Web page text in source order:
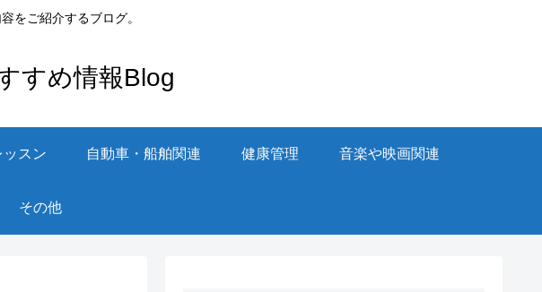
をご紹介するブログ。
すめ情報Blog
スン 自動車・船舶関連 健康管理 音楽や映画関連
その他